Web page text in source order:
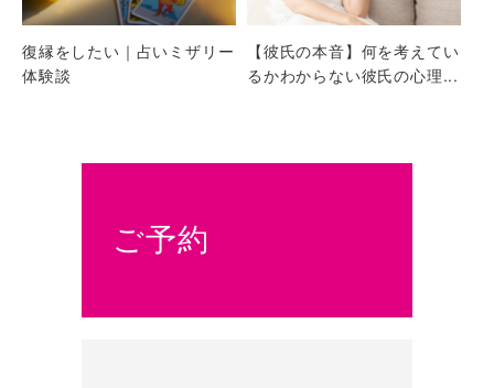
復縁をしたい｜占いミザリー
体験談
【彼氏の本音】何を考えてい
るかわからない彼氏の心理...
ご予約